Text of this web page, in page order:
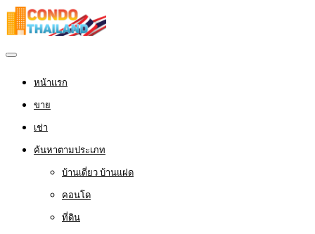
หน้าแรก
ขาย
เช่า
ค้นหาตามประเภท
บ้านเดี่ยว บ้านแฝด
คอนโด
ที่ดิน